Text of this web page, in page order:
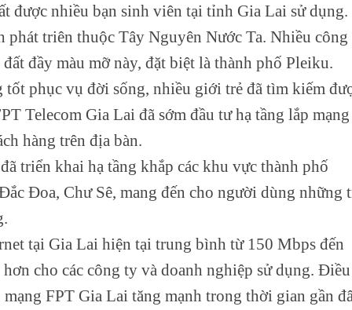
được nhiều bạn sinh viên tại tỉnh Gia Lai sử dụng.
triên thuộc Tây Nguyên Nước Ta. Nhiều
đầy màu mỡ này, đặt biệt là thành phố Pleiku.
tốt phục vụ đời sống, nhiều giới trẻ đã tìm kiếm
Telecom Gia Lai đã sớm đầu tư hạ tầng lắp mạng
hàng trên địa bàn.
triển khai hạ tầng khắp các khu vực thành phố
Đoa, Chư Sê, mang đến cho người dùng những
tại Gia Lai hiện tại trung bình từ 150 Mbps đến
cho các công ty và doanh nghiệp sử dụng. Điều
FPT Gia Lai tăng mạnh trong thời gian gần